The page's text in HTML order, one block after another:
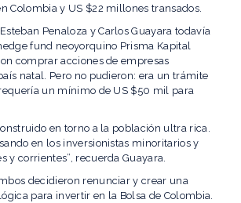
Colombia y US $22 millones transados.
Penaloza y Carlos Guayara todavía
fund neoyorquino Prisma Kapital
comprar acciones de empresas
natal. Pero no pudieron: era un trámite
un mínimo de US $50 mil para
en torno a la población ultra rica.
en los inversionistas minoritarios y
y corrientes”, recuerda Guayara.
decidieron renunciar y crear una
para invertir en la Bolsa de Colombia.